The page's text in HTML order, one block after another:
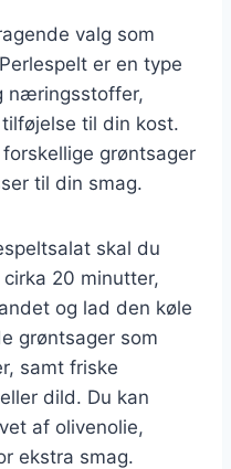
valg som
er en type
næringsstoffer,
til din kost.
grøntsager
til din smag.
skal du
20 minutter,
og lad den køle
grøntsager som
samt friske
dild. Du kan
af olivenolie,
ekstra smag.